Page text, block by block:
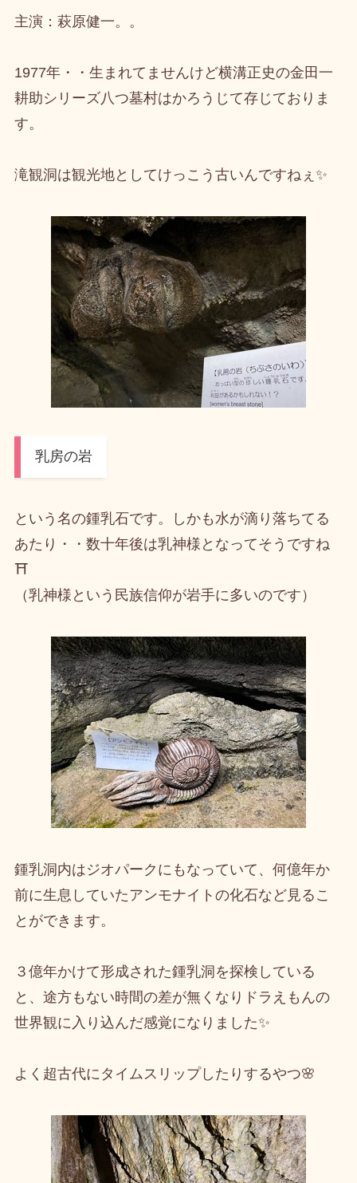
主演：萩原健一。。
1977年・・生まれてませんけど横溝正史の金田一
耕助シリーズ八つ墓村はかろうじて存じておりま
す。
滝観洞は観光地としてけっこう古いんですねぇ✨
乳房の岩
という名の鍾乳石です。しかも水が滴り落ちてる
あたり・・数十年後は乳神様となってそうですね
⛩️
（乳神様という民族信仰が岩手に多いのです）
鍾乳洞内はジオパークにもなっていて、何億年か
前に生息していたアンモナイトの化石など見るこ
とができます。
３億年かけて形成された鍾乳洞を探検している
と、途方もない時間の差が無くなりドラえもんの
世界観に入り込んだ感覚になりました✨
よく超古代にタイムスリップしたりするやつ🌸